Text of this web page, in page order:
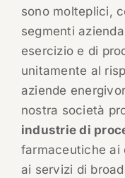
sono molteplici,
segmenti
esercizio e di
unitamente al
aziende
nostra società
industrie di
farmaceutiche ai
ai servizi di